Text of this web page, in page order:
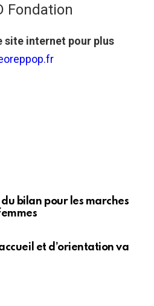
Fondation
site internet pour plus
bilan pour les marches
et d’orientation va